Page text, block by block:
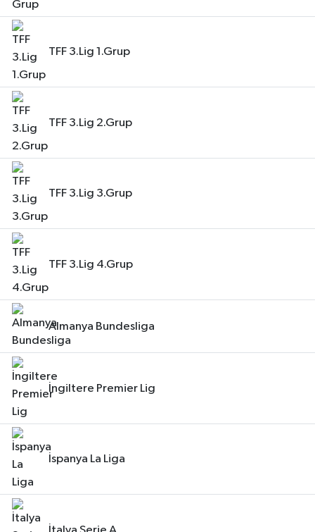
TFF 3.Lig 1.Grup
TFF 3.Lig 2.Grup
TFF 3.Lig 3.Grup
TFF 3.Lig 4.Grup
Almanya Bundesliga
İngiltere Premier Lig
İspanya La Liga